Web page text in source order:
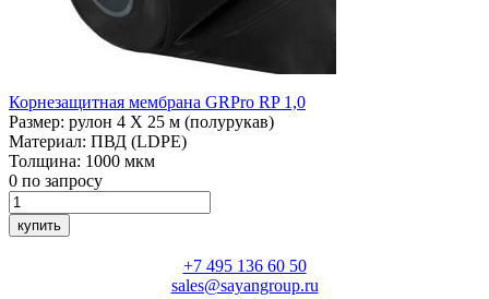
Корнезащитная мембрана GRPro RP 1,0
Размер: рулон 4 Х 25 м (полурукав)
Материал: ПВД (LDPE)
Толщина: 1000 мкм
0 по запросу
купить
+7 495 136 60 50
sales@sayangroup.ru